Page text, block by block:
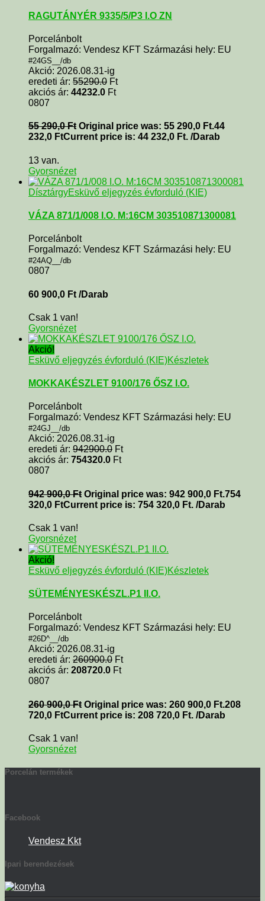
RAGUTÁNYÉR 9335/5/P3 I.O ZN
Porcelánbolt
Forgalmazó: Vendesz KFT Származási hely: EU
#24GS__/db
Akció: 2026.08.31-ig
eredeti ár: 55290.0 Ft
akciós ár: 44232.0 Ft
0807
55 290,0Ft Original price was: 55 290,0 Ft.44
232,0 FtCurrent price is: 44 232,0 Ft. /Darab
13 van.
Gyorsnézet
DísztárgyEsküvő eljegyzés évforduló (KIE)
VÁZA 871/1/008 I.O. M:16CM 303510871300081
Porcelánbolt
Forgalmazó: Vendesz KFT Származási hely: EU
#24AQ__/db
0807
60 900,0 Ft /Darab
Csak 1 van!
Gyorsnézet
Akció!
Esküvő eljegyzés évforduló (KIE)Készletek
MOKKAKÉSZLET 9100/176 ŐSZ I.O.
Porcelánbolt
Forgalmazó: Vendesz KFT Származási hely: EU
#24GJ__/db
Akció: 2026.08.31-ig
eredeti ár: 942900.0 Ft
akciós ár: 754320.0 Ft
0807
942 900,0Ft Original price was: 942 900,0 Ft.754
320,0 FtCurrent price is: 754 320,0 Ft. /Darab
Csak 1 van!
Gyorsnézet
Akció!
Esküvő eljegyzés évforduló (KIE)Készletek
SÜTEMÉNYESKÉSZL.P1 II.O.
Porcelánbolt
Forgalmazó: Vendesz KFT Származási hely: EU
#26D^__/db
Akció: 2026.08.31-ig
eredeti ár: 260900.0 Ft
akciós ár: 208720.0 Ft
0807
260 900,0Ft Original price was: 260 900,0 Ft.208
720,0 FtCurrent price is: 208 720,0 Ft. /Darab
Csak 1 van!
Gyorsnézet
Porcelán termékek
Facebook
Vendesz Kkt
Ipari berendezések